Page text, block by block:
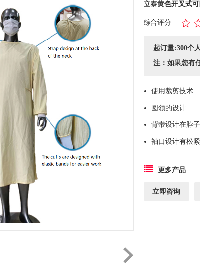
立泰黄色开叉式
综合评分
起订量:300个
注：如果您有
使用裁剪技术
圆领的设计
背带设计在脖
袖口设计有松
更多产品
立即咨询